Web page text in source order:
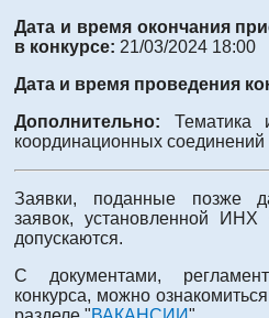
Дата и время окончания
в конкурсе: 21/03/2024 18:00
Дата и время проведения
Дополнительно: Тематика
координационных соединений
Заявки, поданные позже
заявок, установленной
допускаются.
С документами,
конкурса, можно